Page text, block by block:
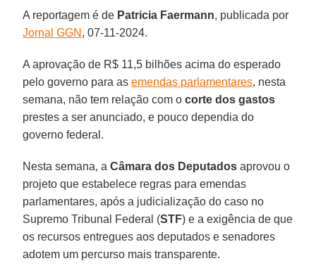
A reportagem é de Patricia Faermann, publicada por
Jornal GGN , 07-11-2024.
A aprovação de R$ 11,5 bilhões acima do esperado
pelo governo para asemendas parlamentares, nesta
semana, não tem relação com ocorte dos gastos
prestes a ser anunciado, e pouco dependia do
governo federal.
Nesta semana, aCâmara dos Deputados aprovou o
projeto que estabelece regras para emendas
parlamentares, após a judicialização do caso no
Supremo Tribunal Federal (STF) e a exigência de que
os recursos entregues aos deputados e senadores
adotem um percurso mais transparente.